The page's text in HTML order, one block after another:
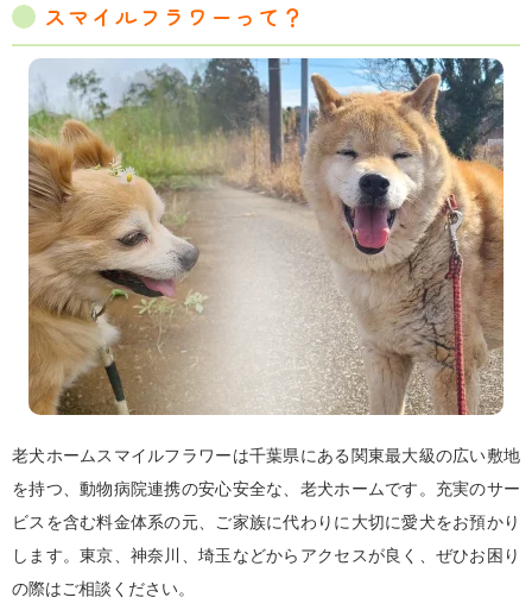
スマイルフラワーって？
老犬ホームスマイルフラワーは千葉県にある関東最大級の広い敷地
を持つ、動物病院連携の安心安全な、老犬ホームです。充実のサー
ビスを含む料金体系の元、ご家族に代わりに大切に愛犬をお預かり
します。東京、神奈川、埼玉などからアクセスが良く、ぜひお困り
の際はご相談ください。